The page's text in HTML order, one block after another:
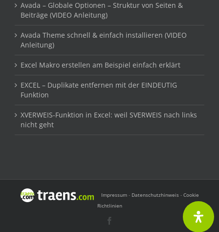
Avada – Globale Optionen – Struktur von Seiten &
Beiträge (VIDEO Anleitung)
Avada Theme schnell & einfach installieren (VIDEO
Anleitung)
Excel Makro erstellen am Beispiel einfach erklärt
EXCEL – Duplikate entfernen mit der EINDEUTIG
Funktion
XVERWEIS-Funktion in Excel: weil SVERWEIS nach links
nicht geht
Impressum-Datenschutzhinweis-Cookie
Richtlinien